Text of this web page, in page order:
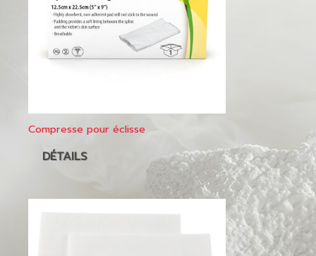
Compresse pour éclisse
DÉTAILS